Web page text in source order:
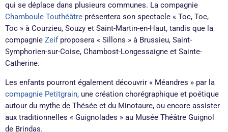
qui se déplace dans plusieurs communes. La compagnie
Chamboule Touthéâtre présentera son spectacle « Toc, Toc,
Toc » à Courzieu, Souzy et Saint-Martin-en-Haut, tandis que la
compagnie Zeifproposera « Sillons » à Brussieu, Saint-
Symphorien-sur-Coise, Chambost-Longessaigne et Sainte-
Catherine.
Les enfants pourront également découvrir « Méandres » par la
compagnie Petitgrain, une création chorégraphique et poétique
autour du mythe de Thésée et du Minotaure, ou encore assister
aux traditionnelles « Guignolades » au Musée Théâtre Guignol
de Brindas.